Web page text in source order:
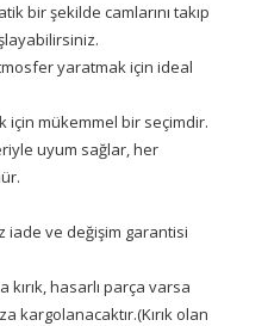
bir şekilde camlarını takıp
yaratmak için ideal
mükemmel bir seçimdir.
uyum sağlar, her
iade ve değişim garantisi
kırık, hasarlı parça varsa
kargolanacaktır.(Kırık olan